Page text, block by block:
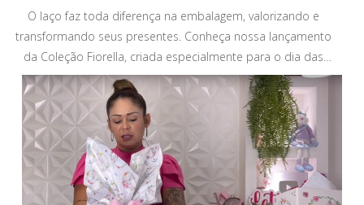
O laço faz toda diferença na embalagem, valorizando e
transformando seus presentes. Conheça nossa lançamento
da Coleção Fiorella, criada especialmente para o dia das
mães. Conheça todos os nossos produtos em no site.